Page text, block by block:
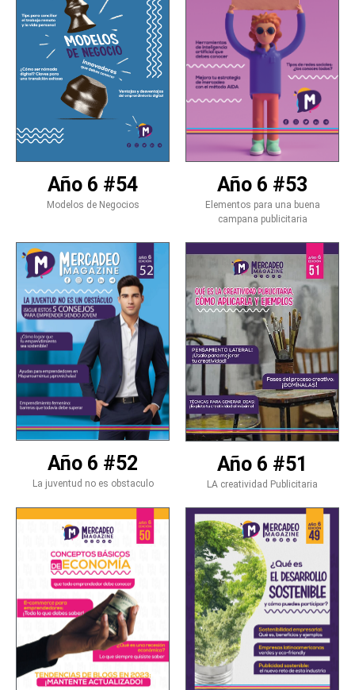
Año 6 #54
Modelos de Negocios
Año 6 #53
Elementos para una buena
campana publicitaria
Año 6 #52
La juventud no es obstaculo
Año 6 #51
LA creatividad Publicitaria